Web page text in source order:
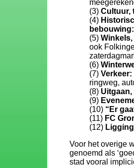
(3) Cultuur,
(4)
(5)
ook
(6)
(7) Verkeer:
ringweg,
(8)
(9)
(10) “Er
(11) FC
(12)
Voor het overige
genoemd als
stad vooral